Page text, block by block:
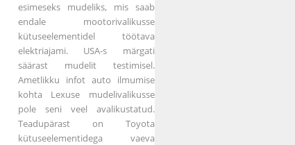
esimeseks mudeliks, mis saab
endale mootorivalikusse
kütuseelementidel töötava
elektriajami. USA-s märgati
säärast mudelit testimisel.
Ametlikku infot auto ilmumise
kohta Lexuse mudelivalikusse
pole seni veel avalikustatud.
Teadupärast on Toyota
kütuseelementidega vaeva